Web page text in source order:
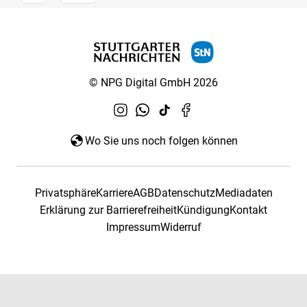
© NPG Digital GmbH 2026
Wo Sie uns noch folgen können
PrivatsphäreKarriereAGBDatenschutzMediadaten
Erklärung zur BarrierefreiheitKündigungKontakt
ImpressumWiderruf